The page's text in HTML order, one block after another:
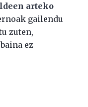
arteko
gailendu
zuten,
ez